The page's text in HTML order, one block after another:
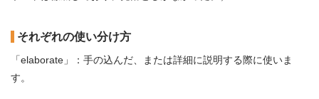
それぞれの使い分け方
「elaborate」：手の込んだ、または詳細に説明する際に使いま
す。